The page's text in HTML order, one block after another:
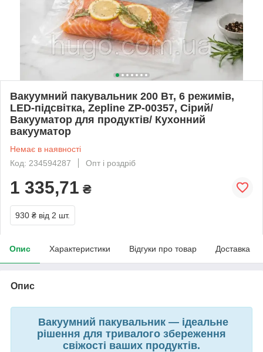
Вакуумний пакувальник 200 Вт, 6 режимів,
LED-підсвітка, Zepline ZP-00357, Сірий/
Вакууматор для продуктів/ Кухонний
вакууматор
Немає в наявності
Код: 234594287
Опт і роздріб
1 335,71 ₴
930 ₴ від 2 шт.
Опис Характеристики Відгуки про товар Доставка
Опис
Вакуумний пакувальник — ідеальне
рішення для тривалого збереження
свіжості ваших продуктів.